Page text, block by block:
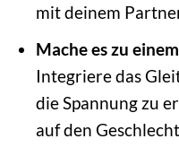
mit deinem
Mache es zu
Integriere das
die Spannung zu
auf den